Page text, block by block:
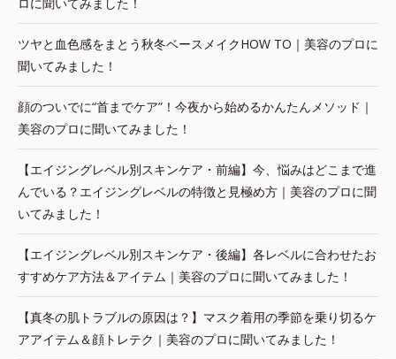
ツヤと血色感をまとう秋冬ベースメイクHOW TO｜美容のプロに
聞いてみました！
顔のついでに“首までケア”！今夜から始めるかんたんメソッド｜
美容のプロに聞いてみました！
【エイジングレベル別スキンケア・前編】今、悩みはどこまで進
んでいる？エイジングレベルの特徴と見極め方｜美容のプロに聞
いてみました！
【エイジングレベル別スキンケア・後編】各レベルに合わせたお
すすめケア方法＆アイテム｜美容のプロに聞いてみました！
【真冬の肌トラブルの原因は？】マスク着用の季節を乗り切るケ
アアイテム＆顔トレテク｜美容のプロに聞いてみました！